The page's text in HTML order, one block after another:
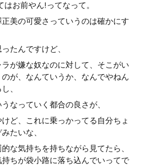
お前やん!ってなって。
美の可愛さっていうのは確かにす
たんですけど、
が嫌な奴なのに対して、そこがい
が、なんていうか、なんでやねん
、
なっていく都合の良さが、
ど、これに乗っかってる自分ちょ
たいな、
な気持ちを持ちながら見てたら、
ちが袋小路に落ち込んでいってで